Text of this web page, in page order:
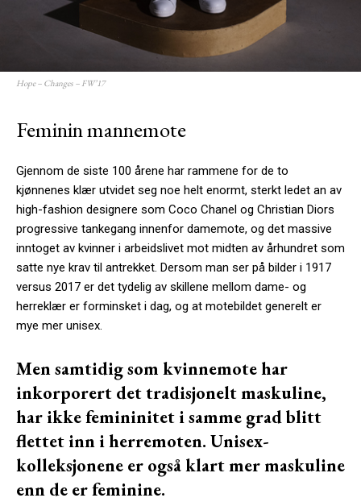
Hope – Changes – FW’17
Feminin mannemote
Gjennom de siste 100 årene har rammene for de to
kjønnenes klær utvidet seg noe helt enormt, sterkt ledet an av
high-fashion designere som Coco Chanel og Christian Diors
progressive tankegang innenfor damemote, og det massive
inntoget av kvinner i arbeidslivet mot midten av århundret som
satte nye krav til antrekket. Dersom man ser på bilder i 1917
versus 2017 er det tydelig av skillene mellom dame- og
herreklær er forminsket i dag, og at motebildet generelt er
mye mer unisex.
Men samtidig som kvinnemote har
inkorporert det tradisjonelt maskuline,
har ikke femininitet i samme grad blitt
flettet inn i herremoten. Unisex-
kolleksjonene er også klart mer maskuline
enn de er feminine.